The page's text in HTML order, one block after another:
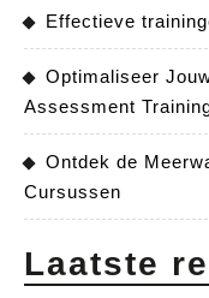
Effectieve
Optimaliseer
Assessment
Ontdek de
Cursussen
Laatste